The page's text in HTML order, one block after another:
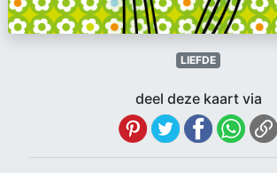
LIEFDE
deel deze kaart via